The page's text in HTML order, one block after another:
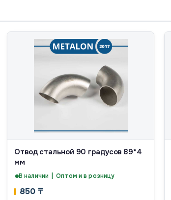
Отвод стальной 90 градусов 89*4
мм
В наличии | Оптом и в розницу
850 ₸